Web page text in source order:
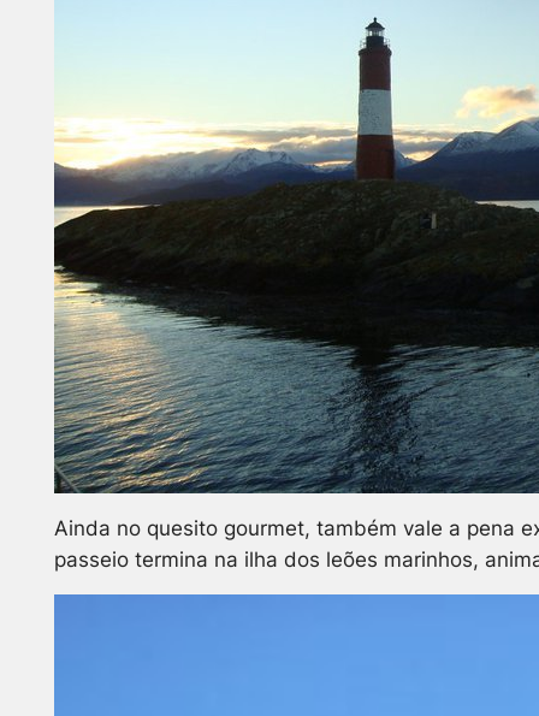
Ainda no quesito gourmet, também vale a pena
passeio termina na ilha dos leões marinhos,